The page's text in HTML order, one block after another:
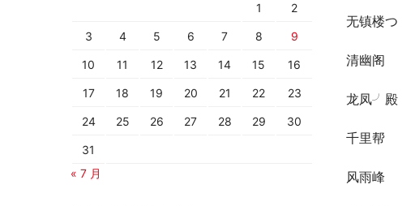
无镇楼つ
清幽阁
龙凤╯殿
千里帮
风雨峰
1 2
3 4 5 6 7 8 9
10 11 12 13 14 15 16
17 18 19 20 21 22 23
24 25 26 27 28 29 30
31
« 7 月